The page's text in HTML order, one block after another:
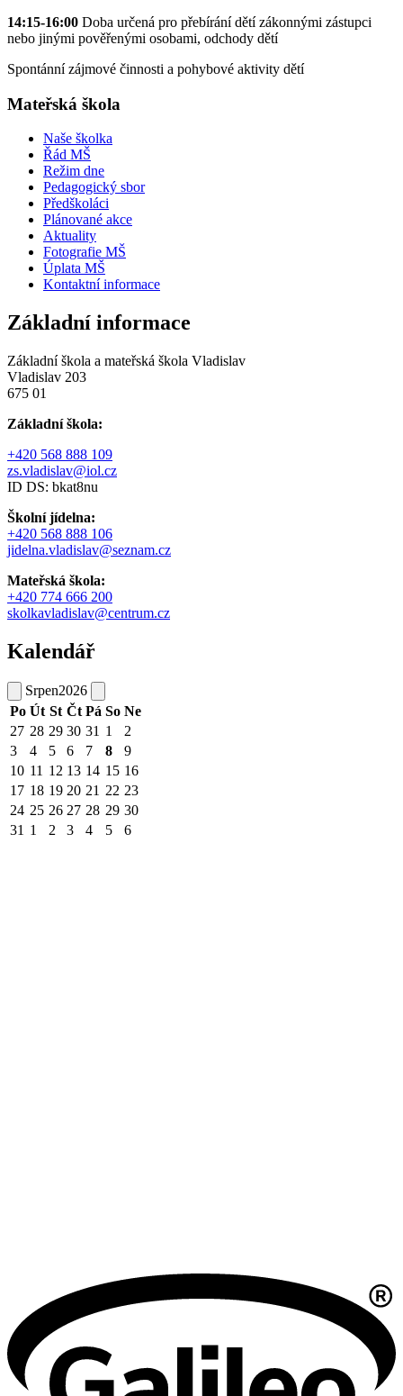
14:15-16:00 Doba určená pro přebírání dětí zákonnými zástupci
nebo jinými pověřenými osobami, odchody dětí
Spontánní zájmové činnosti a pohybové aktivity dětí
Mateřská škola
Naše školka
Řád MŠ
Režim dne
Pedagogický sbor
Předškoláci
Plánované akce
Aktuality
Fotografie MŠ
Úplata MŠ
Kontaktní informace
Základní informace
Základní škola a mateřská škola Vladislav
Vladislav 203
675 01
Základní škola:
+420 568 888 109
zs.vladislav@iol.cz
ID DS: bkat8nu
Školní jídelna:
+420 568 888 106
jidelna.vladislav@seznam.cz
Mateřská škola:
+420 774 666 200
skolkavladislav@centrum.cz
Kalendář
Srpen2026
Po Út St Čt Pá So Ne
27 28 29 30 31 1
2
3
4 5 6 7 8
9
10 11 12 13 14 15 16
17 18 19 20 21 22 23
24 25 26 27 28 29 30
31 1 2 3 4 5 6